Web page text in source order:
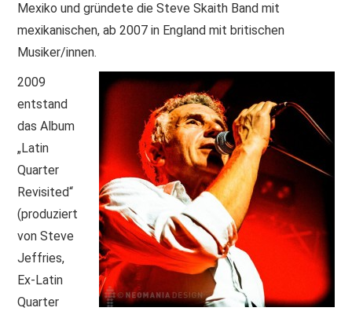
Mexiko und gründete die Steve Skaith Band mit
mexikanischen, ab 2007 in England mit britischen
Musiker/innen.
2009
entstand
das Album
„Latin
Quarter
Revisited“
(produziert
von Steve
Jeffries,
Ex-Latin
Quarter